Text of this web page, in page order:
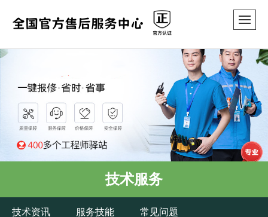
技术服务
技术资讯 服务技能 常见问题